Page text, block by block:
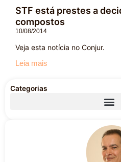
STF está prestes a
compostos
10/08/2014
Veja esta notícia no Conjur.
Leia mais
Categorias